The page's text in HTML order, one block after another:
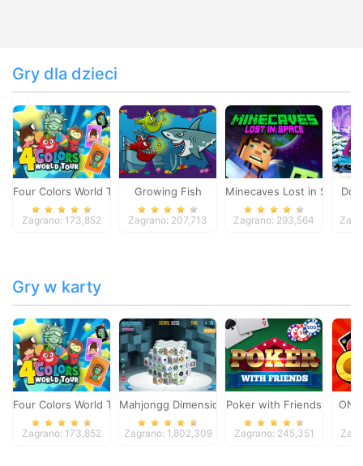
Gry dla dzieci
Four Colors World Tour
Zagrano: 173,852
Growing Fish
Zagrano: 207,713
Minecaves Lost in Space
Zagrano: 293,564
Gry w karty
Four Colors World Tour
Zagrano: 173,852
Mahjongg Dimensions
Zagrano: 1,802,309
Poker with Friends
Zagrano: 245,351